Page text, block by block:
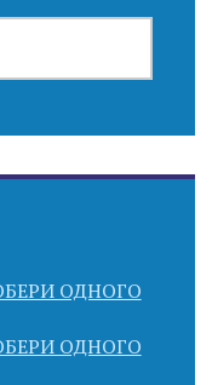
ОДНОГО
ОДНОГО